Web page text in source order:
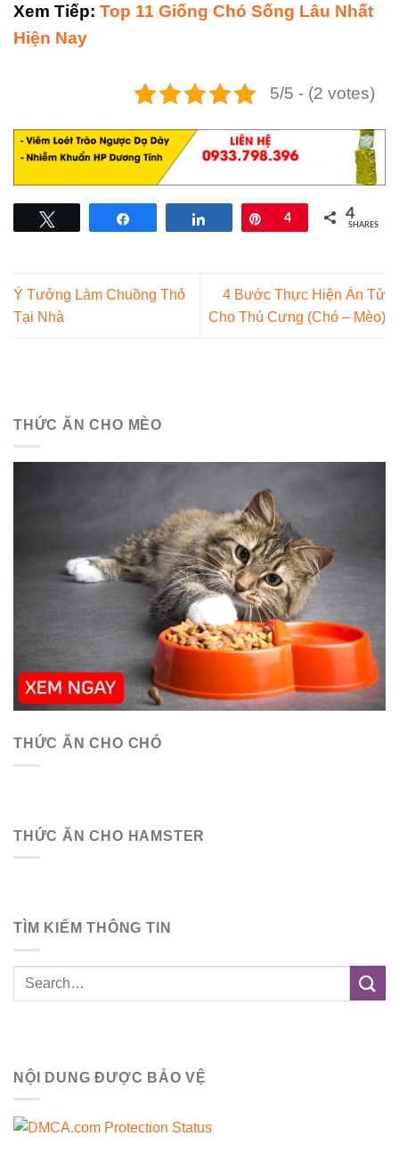
Xem Tiếp: Top 11 Giống Chó Sống Lâu Nhất
Hiện Nay
5/5 - (2 votes)
Pin
4 4
SHARES
Ý Tưởng Làm Chuồng Thỏ
Tại Nhà
4 Bước Thực Hiện Án Tử
Cho Thú Cưng (Chó – Mèo)
THỨC ĂN CHO MÈO
THỨC ĂN CHO CHÓ
THỨC ĂN CHO HAMSTER
TÌM KIẾM THÔNG TIN
NỘI DUNG ĐƯỢC BẢO VỆ